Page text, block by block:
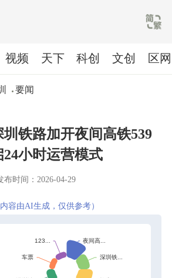
要闻
视频 天下 科创 文创 区网
圳铁路加开夜间高铁539
小时运营模式
布时间：2026-04-29
内容由AI生成，仅供参考）